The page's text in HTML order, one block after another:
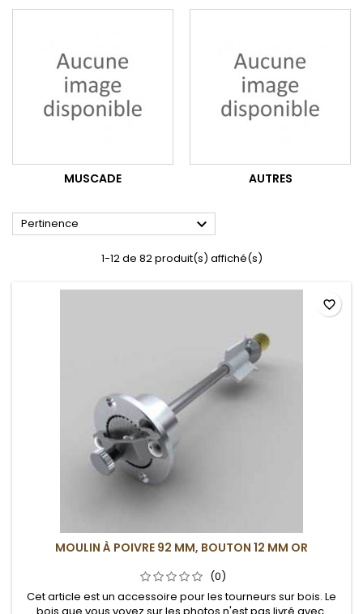
MUSCADE AUTRES
Pertinence 
1-12 de 82 produit(s) affiché(s)
MOULIN À POIVRE 92 MM, BOUTON 12 MM OR
(0)
Cet article est un accessoire pour les tourneurs sur bois. Le
favorite_border